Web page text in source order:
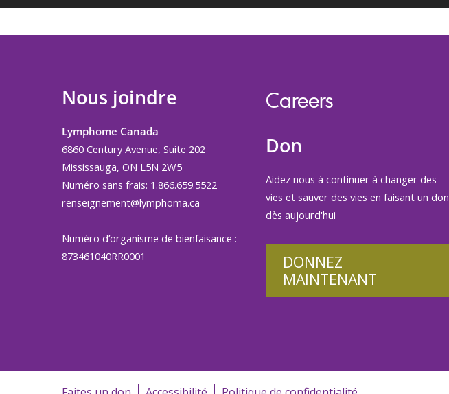
Nous joindre
Lymphome Canada
6860 Century Avenue, Suite 202
Mississauga, ON L5N 2W5
Numéro sans frais: 1.866.659.5522
renseignement@lymphoma.ca
Numéro d’organisme de bienfaisance :
873461040RR0001
Careers
Don
Aidez nous à continuer à changer des
vies et sauver des vies en faisant un don
dès aujourd'hui
DONNEZ
MAINTENANT